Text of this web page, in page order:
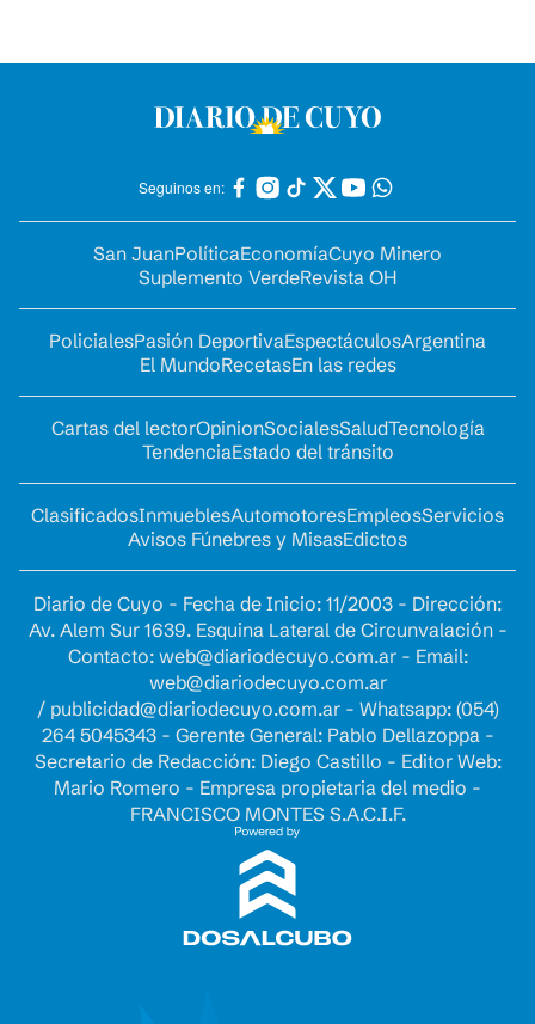
Seguinos en:
San JuanPolíticaEconomíaCuyo Minero
Suplemento VerdeRevista OH
PolicialesPasión DeportivaEspectáculosArgentina
El MundoRecetasEn las redes
Cartas del lectorOpinionSocialesSaludTecnología
TendenciaEstado del tránsito
ClasificadosInmueblesAutomotoresEmpleosServicios
Avisos Fúnebres y MisasEdictos
Diario de Cuyo - Fecha de Inicio: 11/2003 - Dirección:
Av. Alem Sur 1639. Esquina Lateral de Circunvalación -
Contacto: web@diariodecuyo.com.ar- Email:
web@diariodecuyo.com.ar
/ publicidad@diariodecuyo.com.ar- Whatsapp: (054)
264 5045343 - Gerente General: Pablo Dellazoppa -
Secretario de Redacción: Diego Castillo - Editor Web:
Mario Romero - Empresa propietaria del medio -
FRANCISCO MONTES S.A.C.I.F.